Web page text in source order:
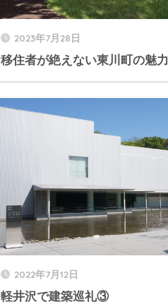
2023年7月28日
移住者が絶えない東川町の魅力
2022年7月12日
軽井沢で建築巡礼③